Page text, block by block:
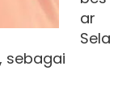
ar
Sela
sebagai